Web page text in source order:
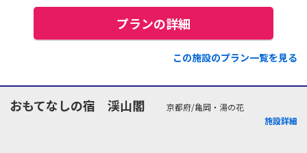
プランの詳細
この施設のプラン一覧を見る
おもてなしの宿 渓山閣
京都府/亀岡・湯の花
施設詳細